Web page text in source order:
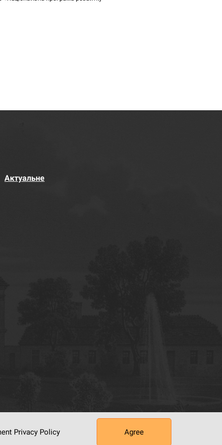
Актуальне
Center
Privacy Policy Agree